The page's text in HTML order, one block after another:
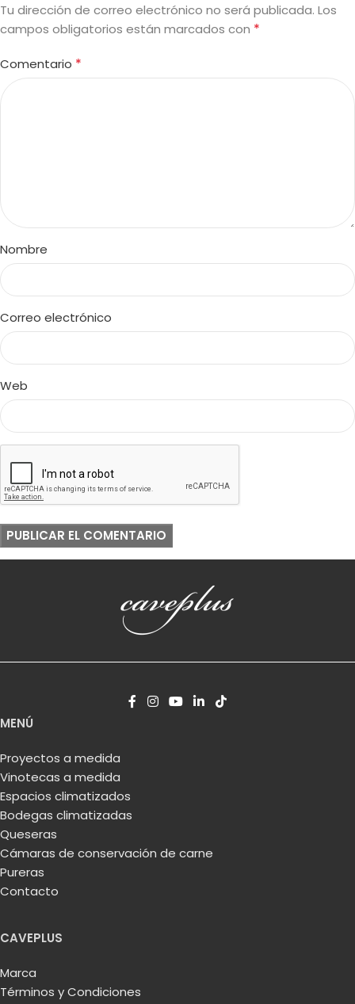
Tu dirección de correo electrónico no será publicada. Los
campos obligatorios están marcados con *
Comentario *
Nombre
Correo electrónico
Web
MENÚ
Proyectos a medida
Vinotecas a medida
Espacios climatizados
Bodegas climatizadas
Queseras
Cámaras de conservación de carne
Pureras
Contacto
CAVEPLUS
Marca
Términos y Condiciones